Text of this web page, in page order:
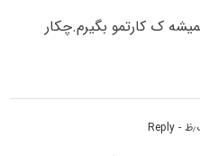
ک کارتمو بگیرم.چکار
- Reply